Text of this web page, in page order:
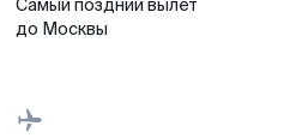
Самый поздний вылет
до Москвы